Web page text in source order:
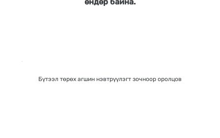
Бүтээл төрөх агшин нэвтрүүлэгт зочноор оролцов